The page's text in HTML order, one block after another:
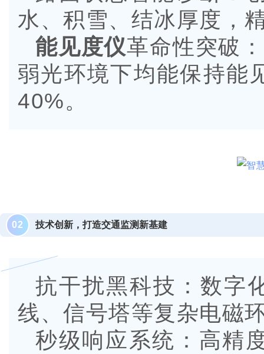
水、积雪、结冰厚度，
能见度仪革命性突破
弱光环境下均能保持能
40%。
02 技术创新，打造交通监测新基建
抗干扰黑科技：数字
线、信号塔等复杂电磁
秒级响应系统：高精